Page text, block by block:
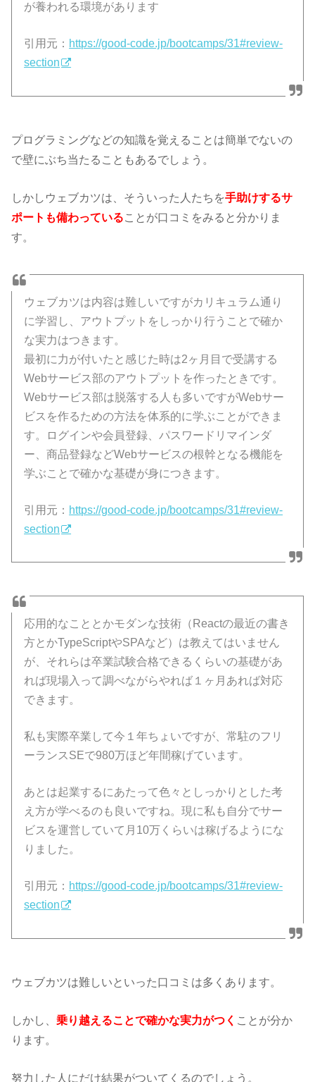
が養われる環境があります
引用元： https://good-code.jp/bootcamps/31#review-
section
プログラミングなどの知識を覚えることは簡単でないの
で壁にぶち当たることもあるでしょう。
しかしウェブカツは、そういった人たちを手助けするサ
ポートも備わっていることが口コミをみると分かりま
す。
ウェブカツは内容は難しいですがカリキュラム通り
に学習し、アウトプットをしっかり行うことで確か
な実力はつきます。
最初に力が付いたと感じた時は2ヶ月目で受講する
Webサービス部のアウトプットを作ったときです。
Webサービス部は脱落する人も多いですがWebサー
ビスを作るための方法を体系的に学ぶことができま
す。ログインや会員登録、パスワードリマインダ
ー、商品登録などWebサービスの根幹となる機能を
学ぶことで確かな基礎が身につきます。
引用元： https://good-code.jp/bootcamps/31#review-
section
応用的なこととかモダンな技術（Reactの最近の書き
方とかTypeScriptやSPAなど）は教えてはいません
が、それらは卒業試験合格できるくらいの基礎があ
れば現場入って調べながらやれば１ヶ月あれば対応
できます。
私も実際卒業して今１年ちょいですが、常駐のフリ
ーランスSEで980万ほど年間稼げています。
あとは起業するにあたって色々としっかりとした考
え方が学べるのも良いですね。現に私も自分でサー
ビスを運営していて月10万くらいは稼げるようにな
りました。
引用元： https://good-code.jp/bootcamps/31#review-
section
ウェブカツは難しいといった口コミは多くあります。
しかし、乗り越えることで確かな実力がつく ことが分か
ります。
努力した人にだけ結果がついてくるのでしょう。